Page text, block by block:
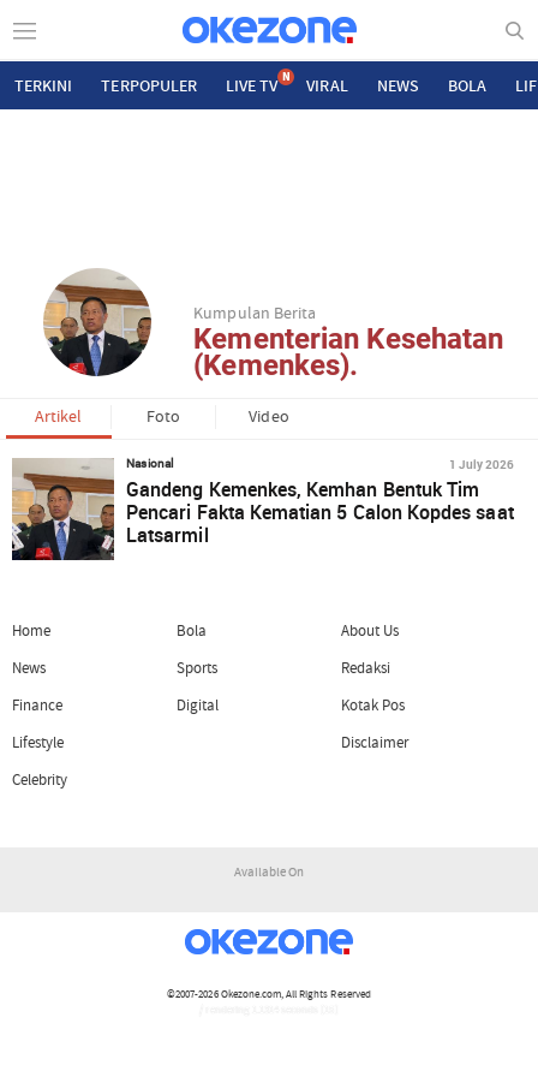
TERKINI TERPOPULER LIVE TV N VIRAL NEWS BOLA
Kumpulan Berita
Kementerian Kesehatan
(Kemenkes).
Artikel Foto Video
Nasional 1 July 2026
Gandeng Kemenkes, Kemhan Bentuk Tim
Pencari Fakta Kematian 5 Calon Kopdes saat
Latsarmil
Home
News
Finance
Lifestyle
Celebrity
Bola
Sports
Digital
About Us
Redaksi
Kotak Pos
Disclaimer
Available On
©2007-2026Okezone.com, All Rights Reserved